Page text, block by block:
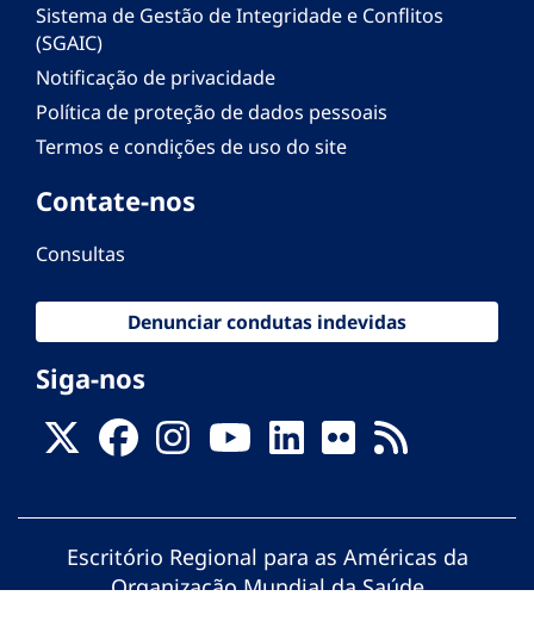
Sistema de Gestão de Integridade e Conflitos
(SGAIC)
Notificação de privacidade
Política de proteção de dados pessoais
Termos e condições de uso do site
Contate-nos
Consultas
Denunciar condutas indevidas
Siga-nos
Escritório Regional para as Américas da
Organização Mundial da Saúde